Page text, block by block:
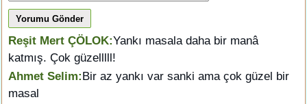
Yorumu Gönder
Reşit Mert ÇÖLOK:Yankı masala daha bir manâ
katmış. Çok güzelllll!
Ahmet Selim:Bir az yankı var sanki ama çok güzel bir
masal